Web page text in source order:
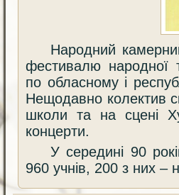
Народний
фестивалю народної
по обласному і
Нещодавно колектив
школи та на сцені
концерти.
У середині 90
960 учнів, 200 з них –